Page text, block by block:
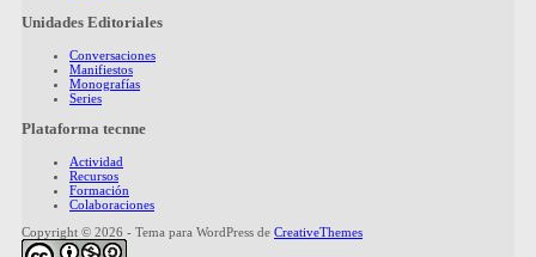
Unidades Editoriales
Conversaciones
Manifiestos
Monografías
Series
Plataforma tecnne
Actividad
Recursos
Formación
Colaboraciones
Copyright © 2026 - Tema para WordPress de CreativeThemes